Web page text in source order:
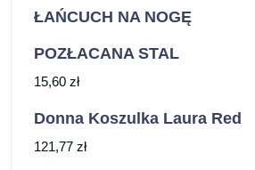
ŁAŃCUCH NA NOGĘ
POZŁACANA STAL
15,60 zł
Donna Koszulka Laura Red
121,77 zł